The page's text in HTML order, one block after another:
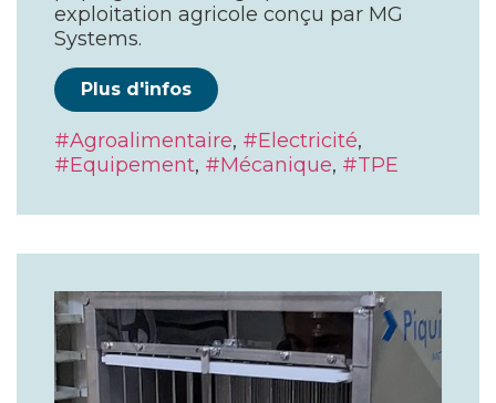
exploitation agricole conçu par MG
Systems.
Plus d'infos
Agroalimentaire, Electricité,
Equipement, Mécanique, TPE